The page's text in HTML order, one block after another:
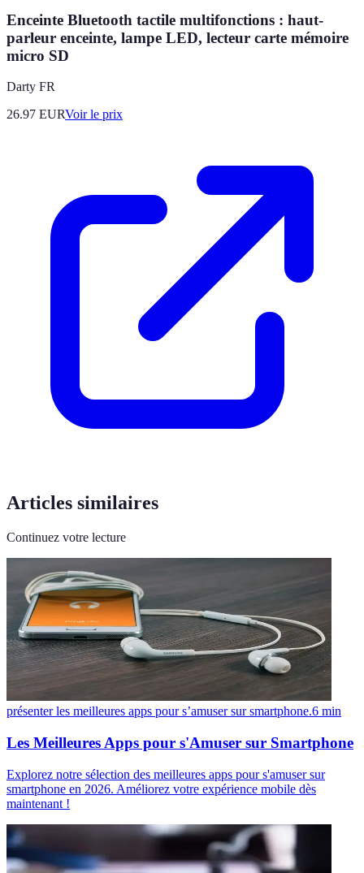
Enceinte Bluetooth tactile multifonctions : haut-
parleur enceinte, lampe LED, lecteur carte mémoire
micro SD
Darty FR
26.97 EURVoir le prix
Articles similaires
Continuez votre lecture
présenter les meilleures apps pour s’amuser sur smartphone.6 min
Les Meilleures Apps pour s'Amuser sur Smartphone
Explorez notre sélection des meilleures apps pour s'amuser sur
smartphone en 2026. Améliorez votre expérience mobile dès
maintenant !